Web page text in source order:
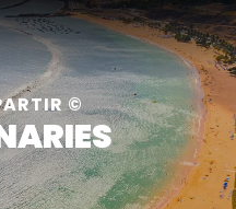
©
Fermer